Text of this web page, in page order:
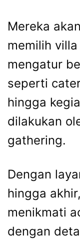
Mereka
memilih
mengatur
seperti
hingga
dilakukan
gathering.
Dengan
hingga
menikmati
dengan